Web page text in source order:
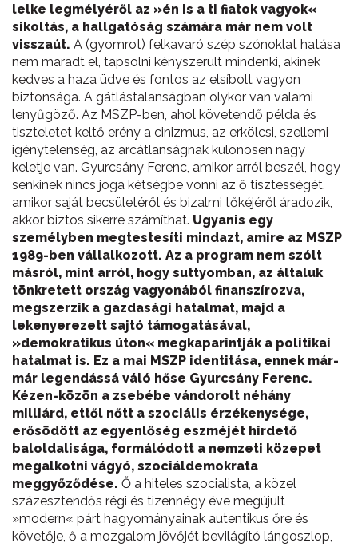
lelke legmélyéről az »én is a ti fiatok vagyok«
sikoltás, a hallgatóság számára már nem volt
visszaút. A (gyomrot) felkavaró szép szónoklat hatása
nem maradt el, tapsolni kényszerült mindenki, akinek
kedves a haza üdve és fontos az elsíbolt vagyon
biztonsága. A gátlástalanságban olykor van valami
lenyűgöző. Az MSZP-ben, ahol követendő példa és
tiszteletet keltő erény a cinizmus, az erkölcsi, szellemi
igénytelenség, az arcátlanságnak különösen nagy
keletje van. Gyurcsány Ferenc, amikor arról beszél, hogy
senkinek nincs joga kétségbe vonni az ő tisztességét,
amikor saját becsületéről és bizalmi tőkéjéről áradozik,
akkor biztos sikerre számíthat. Ugyanis egy
személyben megtestesíti mindazt, amire az MSZP
1989-ben vállalkozott. Az a program nem szólt
másról, mint arról, hogy suttyomban, az általuk
tönkretett ország vagyonából finanszírozva,
megszerzik a gazdasági hatalmat, majd a
lekenyerezett sajtó támogatásával,
»demokratikus úton« megkaparintják a politikai
hatalmat is. Ez a mai MSZP identitása, ennek már-
már legendássá váló hőse Gyurcsány Ferenc.
Kézen-közön a zsebébe vándorolt néhány
milliárd, ettől nőtt a szociális érzékenysége,
erősödött az egyenlőség eszméjét hirdető
baloldalisága, formálódott a nemzeti közepet
megalkotni vágyó, szociáldemokrata
meggyőződése. Ő a hiteles szocialista, a közel
százesztendős régi és tizennégy éve megújult
»modern« párt hagyományainak autentikus őre és
követője, ő a mozgalom jövőjét bevilágító lángoszlop,